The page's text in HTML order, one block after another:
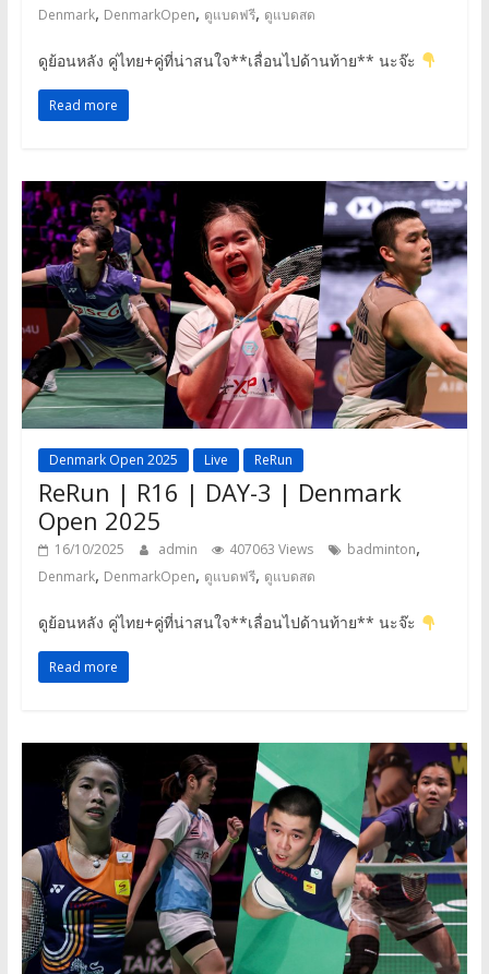
Denmark, DenmarkOpen, ดูแบดฟรี, ดูแบดสด
ดูย้อนหลัง คู่ไทย+คู่ที่น่าสนใจ**เลื่อนไปด้านท้าย** นะจ๊ะ
Read more
Denmark Open 2025 Live ReRun
ReRun | R16 | DAY-3 | Denmark
Open 2025
16/10/2025 admin 407063 Views badminton,
Denmark, DenmarkOpen, ดูแบดฟรี, ดูแบดสด
ดูย้อนหลัง คู่ไทย+คู่ที่น่าสนใจ**เลื่อนไปด้านท้าย** นะจ๊ะ
Read more